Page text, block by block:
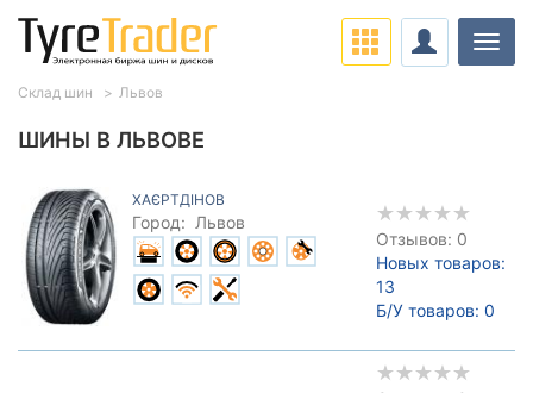
ШИНЫ В ЛЬВОВЕ
ХАЄРТДІНОВ
Город: Львов
Отзывов: 0
Новых товаров:
13
Б/У товаров:0
Склад шин Львов